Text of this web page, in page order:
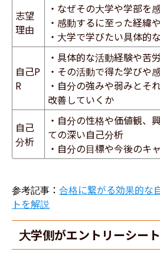
志望
理由
・なぜその大学や学部を
・感動するに至った経緯
・大学で学びたい具体的
自己P
R
・具体的な活動経験や苦労
・その活動で得た学びや
・自分の強みや弱みとそ
改善していくか
自己
分析
・自分の性格や価値観、
ての深い自己分析
・自分の目標や今後のキ
参考記事： 合格に繋がる効果的な
トを解説
大学側がエントリーシー